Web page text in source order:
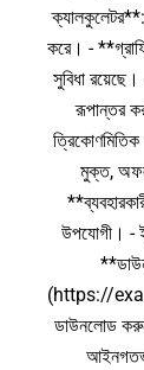
ক্যালকুলেটর**:
করে। -
সুবিধা
রূপান্তর
ত্রিকোণমিতিক
মুক্ত,
উপযোগী। -
(https://
ডাউনলোড